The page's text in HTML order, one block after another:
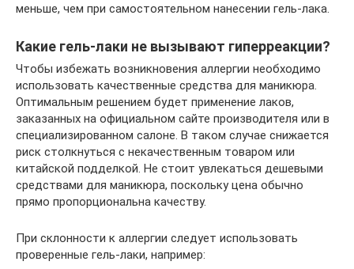
меньше, чем при самостоятельном нанесении гель-лака.
Какие гель-лаки не вызывают гиперреакции?
Чтобы избежать возникновения аллергии необходимо
использовать качественные средства для маникюра.
Оптимальным решением будет применение лаков,
заказанных на официальном сайте производителя или в
специализированном салоне. В таком случае снижается
риск столкнуться с некачественным товаром или
китайской подделкой. Не стоит увлекаться дешевыми
средствами для маникюра, поскольку цена обычно
прямо пропорциональна качеству.
При склонности к аллергии следует использовать
проверенные гель-лаки, например: